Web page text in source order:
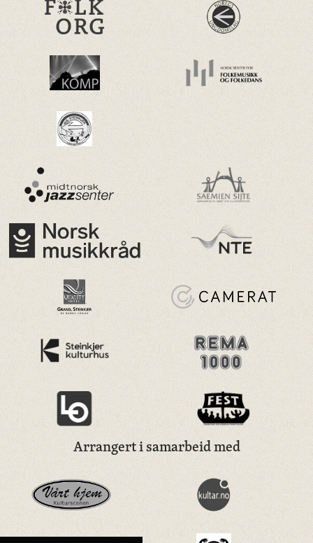
Arrangert i samarbeid med